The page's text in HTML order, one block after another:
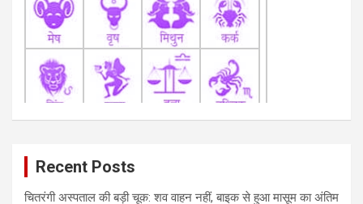
Recent Posts
चितरंगी अस्पताल की बड़ी चूक: शव वाहन नहीं, बाइक से हुआ मासूम का अंतिम